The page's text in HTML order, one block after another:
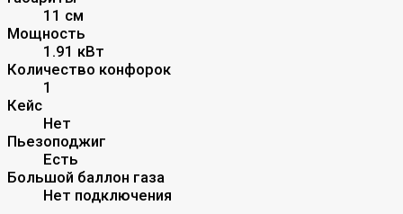
11 см
Мощность
1.91 кВт
Количество конфорок
1
Кейс
Нет
Пьезоподжиг
Есть
Большой баллон газа
Нет подключения